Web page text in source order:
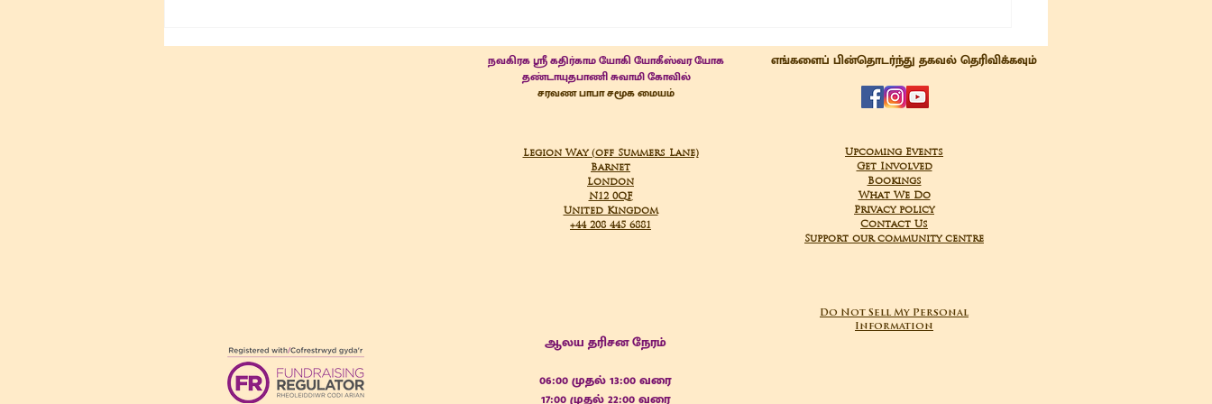
நவகிரக ஸ்ரீ கதிர்காம யோகி யோகீஸ்வர யோக
தண்டாயுதபாணி சுவாமி கோவில்
சரவண பாபா சமூக மையம்
எங்களைப் பின்தொடர்ந்து தகவல் தெரிவிக்கவும்
Legion Way (off Summers Lane)
Barnet
London
N12 0QF
United Kingdom
+44 208 445 6881
Upcoming Events
Get Involved
Bookings
What We Do
Privacy policy
Contact Us
Support our community centre
Do Not Sell My Personal
Information
ஆலய தரிசன நேரம்
06:00முதல்13:00 வரை
17:00 முதல் 22:00 வரை